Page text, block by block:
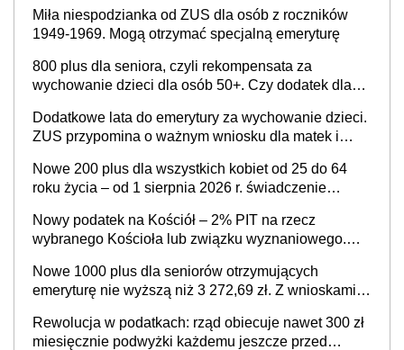
Miła niespodzianka od ZUS dla osób z roczników
1949-1969. Mogą otrzymać specjalną emeryturę
800 plus dla seniora, czyli rekompensata za
wychowanie dzieci dla osób 50+. Czy dodatek dla
Dodatkowe lata do emerytury za wychowanie dzieci.
ZUS przypomina o ważnym wniosku dla matek i
Nowe 200 plus dla wszystkich kobiet od 25 do 64
roku życia – od 1 sierpnia 2026 r. świadczenie
Nowy podatek na Kościół – 2% PIT na rzecz
wybranego Kościoła lub związku wyznaniowego.
finansowania
Nowe 1000 plus dla seniorów otrzymujących
emeryturę nie wyższą niż 3 272,69 zł. Z wnioskami
nie otrzymają
Rewolucja w podatkach: rząd obiecuje nawet 300 zł
miesięcznie podwyżki każdemu jeszcze przed